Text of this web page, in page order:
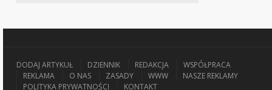
DODAJ ARTYKUŁ DZIENNIK REDAKCJA
WSPÓŁPRACA
REKLAMA
O NAS ZASADY WWW
NASZE REKLAMY
POLITYKA PRYWATNOŚCI
KONTAKT